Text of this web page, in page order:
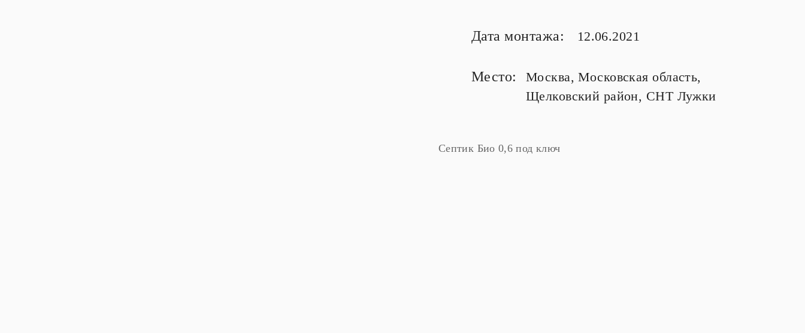
Дата монтажа: 12.06.2021
Место:
Москва, Московская область,
Щелковский район, СНТ Лужки
Септик Био 0,6 под ключ